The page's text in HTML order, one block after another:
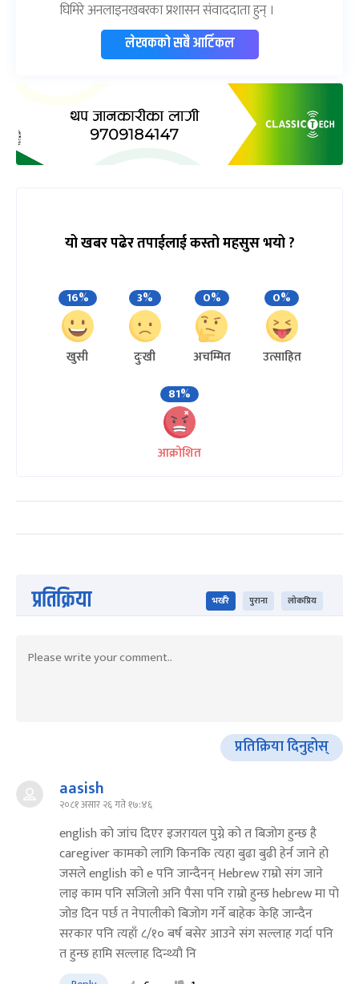
घिमिरे अनलाइनखबरका प्रशासन संवाददाता हुन् ।
लेखकको सबै आर्टिकल
यो खबर पढेर तपाईलाई कस्तो महसुस भयो ?
16%
खुसी
3%
दुःखी
0%
अचम्मित
0%
उत्साहित
81%
आक्रोशित
प्रतिक्रिया भर्खरै पुराना लोकप्रिय
प्रतिक्रिया दिनुहोस्
aasish
२०८१ असार २६ गते १७:४६
english को जांच दिएर इजरायल पुग्ने को त बिजोग हुन्छ है
caregiver कामको लागि किनकि त्यहा बुढा बुढी हेर्न जाने हो
जसले english को e पनि जान्दैनन् Hebrew राम्रो संग जाने
लाइ काम पनि सजिलो अनि पैसा पनि राम्रो हुन्छ hebrew मा पो
जोड दिन पर्छ त नेपालीको बिजोग गर्ने बाहेक केहि जान्दैन
सरकार पनि त्यहाँ ८/१० बर्ष बसेर आउने संग सल्लाह गर्दा पनि
त हुन्छ हामि सल्लाह दिन्थ्यौ नि